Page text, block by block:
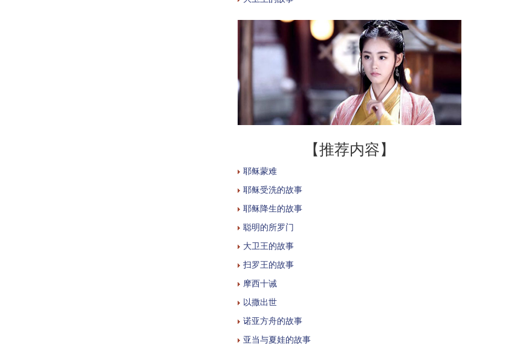
【推荐内容】
耶稣蒙难
耶稣受洗的故事
耶稣降生的故事
聪明的所罗门
大卫王的故事
扫罗王的故事
摩西十诫
以撒出世
诺亚方舟的故事
亚当与夏娃的故事